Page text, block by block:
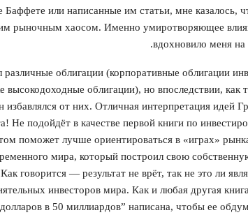
Баффете или написанные им статьи, мне казалось,
рыночным хаосом. Именно умиротворяющее
вдохновило меня на
облигации (корпоративные облигации
высокодоходные облигации), но впоследствии, как
избавлялся от них. Отличная интерпретация идей
Не подойдёт в качестве первой книги по
поможет лучше ориентироваться в «играх»
мира, который построил свою
говорится — результат не врёт, так не это ли
инвесторов мира. Как и любая другая
в 50 миллиардов” написана, чтобы ее